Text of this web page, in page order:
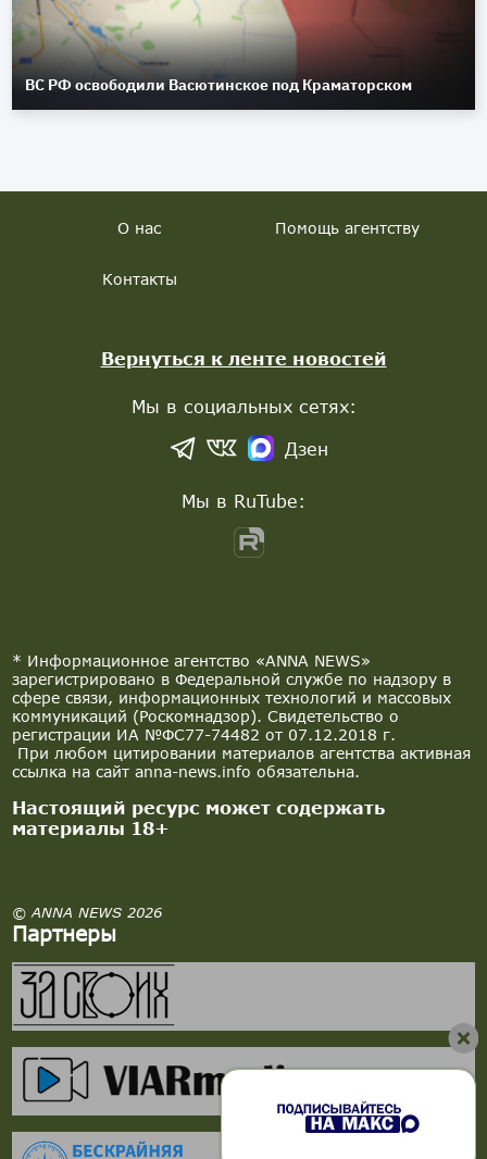
ВС РФ освободили Васютинское под Краматорском
* Информационное агентство «ANNA NEWS»
зарегистрировано в Федеральной службе по надзору в
сфере связи, информационных технологий и массовых
коммуникаций (Роскомнадзор). Свидетельство о
регистрации ИА №ФС77-74482 от 07.12.2018 г.
При любом цитировании материалов агентства активная
ссылка на сайт anna-news.info обязательна.
Настоящий ресурс может содержать
материалы 18+
© ANNA NEWS 2026
Партнеры
О нас Помощь агентству
Контакты
Вернуться к ленте новостей
Мы в социальных сетях:
Дзен
Мы в RuTube: